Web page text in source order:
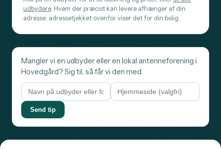
udbydere. Hvem der præcist kan levere afhænger af din
adresse: adressetjekket ovenfor viser det for din bolig.
Mangler vi en udbyder eller en lokal antenneforening i
Hovedgård? Sig til, så får vi den med.
Send tip